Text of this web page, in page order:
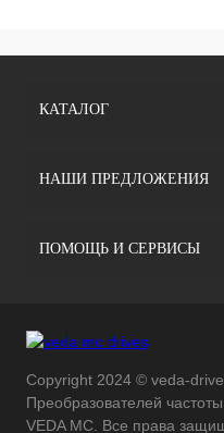
КАТАЛОГ
НАШИ ПРЕДЛОЖЕНИЯ
ПОМОЩЬ И СЕРВИСЫ
Copyright 2024 © veda-
Преобразователей
VEDA MC. Все права